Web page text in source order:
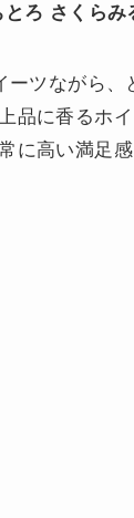
とろ さくらみ
ツながら
品に香るホ
に高い満足